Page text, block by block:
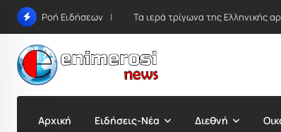
Skip
content
Ροή Ειδήσεων Τα ιερά τρίγωνα της Ελληνικής
Αρχική Ειδήσεις-Νέα Διεθνή